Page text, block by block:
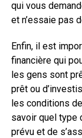
qui vous
et n’essaie pas
Enfin, il est
financière qui
les gens sont
prêt ou
les conditions
savoir quel type
prévu et de